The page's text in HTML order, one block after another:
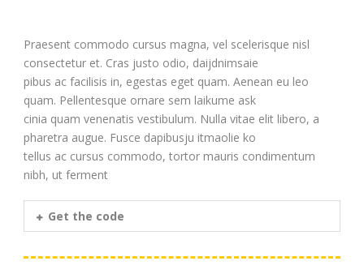
Praesent commodo cursus magna, vel scelerisque nisl
consectetur et. Cras justo odio, daijdnimsaie
pibus ac facilisis in, egestas eget quam. Aenean eu leo
quam. Pellentesque ornare sem laikume ask
cinia quam venenatis vestibulum. Nulla vitae elit libero, a
pharetra augue. Fusce dapibusju itmaolie ko
tellus ac cursus commodo, tortor mauris condimentum
nibh, ut ferment
Get the code